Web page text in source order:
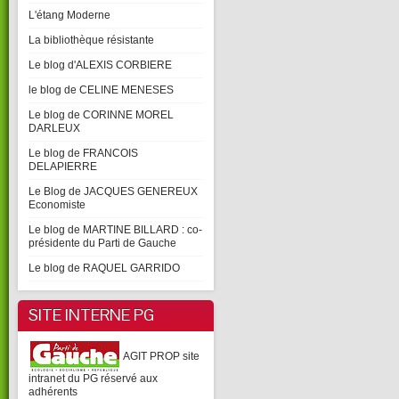
L'étang Moderne
La bibliothèque résistante
Le blog d'ALEXIS CORBIERE
le blog de CELINE MENESES
Le blog de CORINNE MOREL
DARLEUX
Le blog de FRANCOIS
DELAPIERRE
Le Blog de JACQUES GENEREUX
Economiste
Le blog de MARTINE BILLARD : co-
présidente du Parti de Gauche
Le blog de RAQUEL GARRIDO
SITE INTERNE PG
AGIT PROP site
intranet du PG réservé aux
adhérents